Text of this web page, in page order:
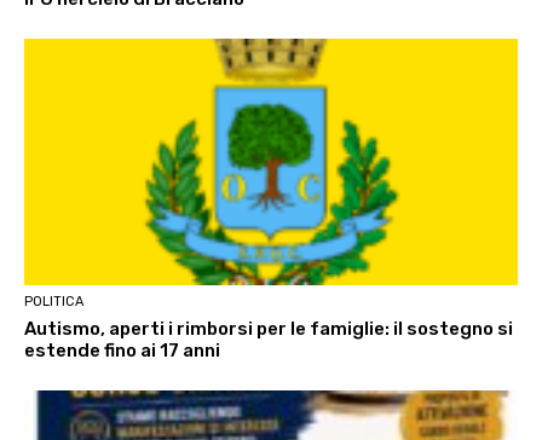
POLITICA
Autismo, aperti i rimborsi per le famiglie: il sostegno si
estende fino ai 17 anni